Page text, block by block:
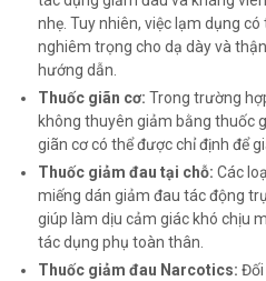
nhẹ. Tuy nhiên, việc lạm dụng
nghiêm trọng cho dạ dày và
hướng dẫn.
Thuốc giãn cơ: Trong trường
không thuyên giảm bằng thuốc
giãn cơ có thể được chỉ định để
Thuốc giảm đau tại chỗ: Các
miếng dán giảm đau tác động
giúp làm dịu cảm giác khó chịu
tác dụng phụ toàn thân.
Thuốc giảm đau Narcotics: Đối